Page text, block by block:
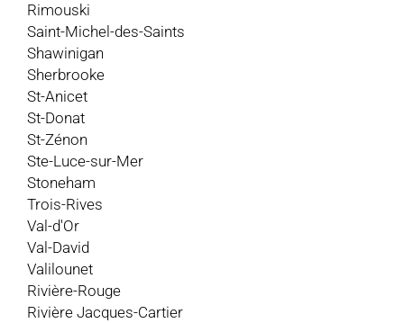
Rimouski
Saint-Michel-des-Saints
Shawinigan
Sherbrooke
St-Anicet
St-Donat
St-Zénon
Ste-Luce-sur-Mer
Stoneham
Trois-Rives
Val-d'Or
Val-David
Valilounet
Rivière-Rouge
Rivière Jacques-Cartier